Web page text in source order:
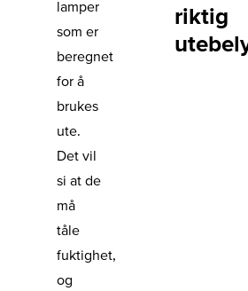
lamper
som er
beregnet
for å
brukes
ute.
Det vil
si at de
må
tåle
fuktighet,
og
riktig